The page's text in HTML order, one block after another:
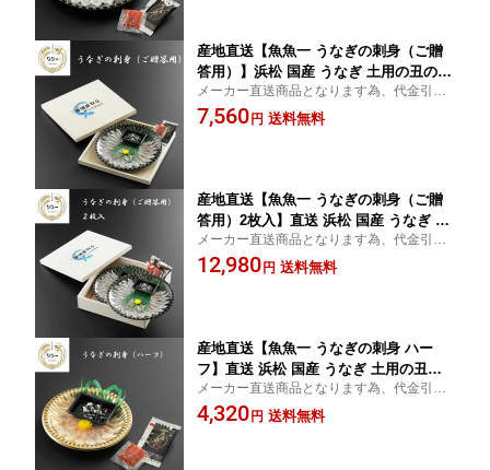
産地直送【魚魚一 うなぎの刺身（ご贈
答用）】浜松 国産 うなぎ 土用の丑の日
うなぎの刺身 贅沢 ご褒美 toto-2
メーカー直送商品となります為、代金引換
でのお支払いはできません。
7,560円 送料無料
産地直送【魚魚一 うなぎの刺身（ご贈
答用）2枚入】直送 浜松 国産 うなぎ 土
用の丑の日 うなぎの刺身 贅沢 ご褒美 to
to-3
メーカー直送商品となります為、代金引換
でのお支払いはできません。
12,980円 送料無料
産地直送【魚魚一 うなぎの刺身 ハー
フ】直送 浜松 国産 うなぎ 土用の丑の
日 うなぎの刺身 贅沢 ご褒美 toto-4
メーカー直送商品となります為、代金引換
でのお支払いはできません。
4,320円 送料無料